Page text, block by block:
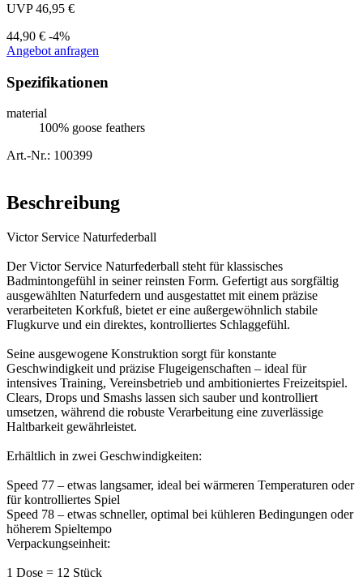
UVP 46,95 €
44,90 € -4%
Angebot anfragen
Spezifikationen
material
100% goose feathers
Art.-Nr.: 100399
Beschreibung
Victor Service Naturfederball
Der Victor Service Naturfederball steht für klassisches
Badmintongefühl in seiner reinsten Form. Gefertigt aus sorgfältig
ausgewählten Naturfedern und ausgestattet mit einem präzise
verarbeiteten Korkfuß, bietet er eine außergewöhnlich stabile
Flugkurve und ein direktes, kontrolliertes Schlaggefühl.
Seine ausgewogene Konstruktion sorgt für konstante
Geschwindigkeit und präzise Flugeigenschaften – ideal für
intensives Training, Vereinsbetrieb und ambitioniertes Freizeitspiel.
Clears, Drops und Smashs lassen sich sauber und kontrolliert
umsetzen, während die robuste Verarbeitung eine zuverlässige
Haltbarkeit gewährleistet.
Erhältlich in zwei Geschwindigkeiten:
Speed 77 – etwas langsamer, ideal bei wärmeren Temperaturen oder
für kontrolliertes Spiel
Speed 78 – etwas schneller, optimal bei kühleren Bedingungen oder
höherem Spieltempo
Verpackungseinheit:
1 Dose = 12 Stück